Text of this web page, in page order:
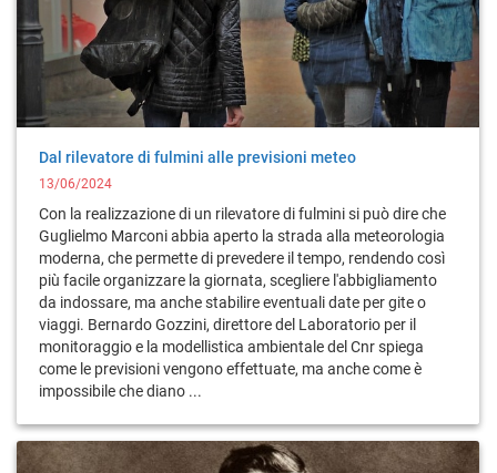
Dal rilevatore di fulmini alle previsioni meteo
13/06/2024
Con la realizzazione di un rilevatore di fulmini si può dire che
Guglielmo Marconi abbia aperto la strada alla meteorologia
moderna, che permette di prevedere il tempo, rendendo così
più facile organizzare la giornata, scegliere l'abbigliamento
da indossare, ma anche stabilire eventuali date per gite o
viaggi. Bernardo Gozzini, direttore del Laboratorio per il
monitoraggio e la modellistica ambientale del Cnr spiega
come le previsioni vengono effettuate, ma anche come è
impossibile che diano ...